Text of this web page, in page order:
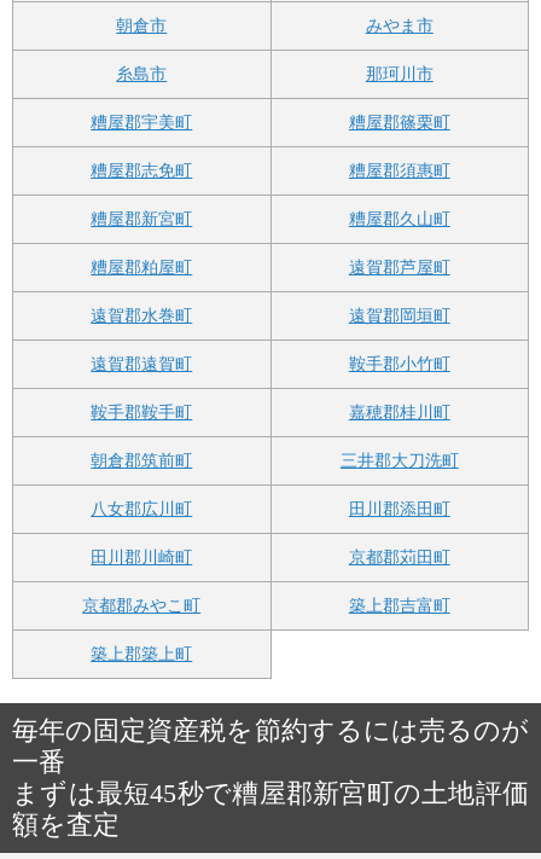
朝倉市 みやま市
糸島市 那珂川市
糟屋郡宇美町 糟屋郡篠栗町
糟屋郡志免町 糟屋郡須惠町
糟屋郡新宮町 糟屋郡久山町
糟屋郡粕屋町 遠賀郡芦屋町
遠賀郡水巻町 遠賀郡岡垣町
遠賀郡遠賀町 鞍手郡小竹町
鞍手郡鞍手町 嘉穂郡桂川町
朝倉郡筑前町 三井郡大刀洗町
八女郡広川町 田川郡添田町
田川郡川崎町 京都郡苅田町
京都郡みやこ町 築上郡吉富町
築上郡築上町
毎年の固定資産税を節約するには売るのが
一番
まずは最短45秒で糟屋郡新宮町の土地評価
額を査定